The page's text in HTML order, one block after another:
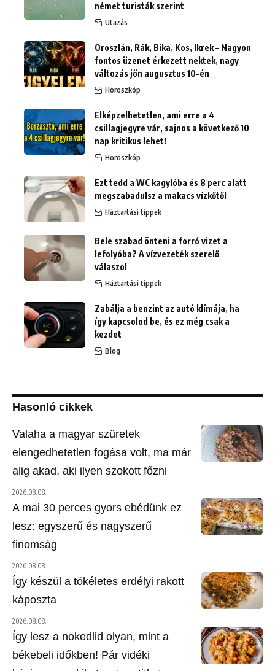
német turisták szerint
Utazás
Oroszlán, Rák, Bika, Kos, Ikrek – Nagyon
fontos üzenet érkezett nektek, nagy
változás jön augusztus 10-én
Horoszkóp
Elképzelhetetlen, ami erre a 4
csillagjegyre vár, sajnos a következő 10
nap kritikus lehet!
Horoszkóp
Ezt tedd a WC kagylóba és 8 perc alatt
megszabadulsz a makacs vízkőtől
Háztartási tippek
Bele szabad önteni a forró vizet a
lefolyóba? A vízvezeték szerelő
válaszol
Háztartási tippek
Zabálja a benzint az autó klímája, ha
így kapcsolod be, és ez még csak a
kezdet
Blog
Hasonló cikkek
Valaha a magyar szüretek
elengedhetetlen fogása volt, ma már
alig akad, aki ilyen szokott főzni
2026.08.08.
A mai 30 perces gyors ebédünk ez
lesz: egyszerű és nagyszerű
finomság
2026.08.08.
Így készül a tökéletes erdélyi rakott
káposzta
2026.08.08.
Így lesz a nokedlid olyan, mint a
békebeli időkben! Pár vidéki